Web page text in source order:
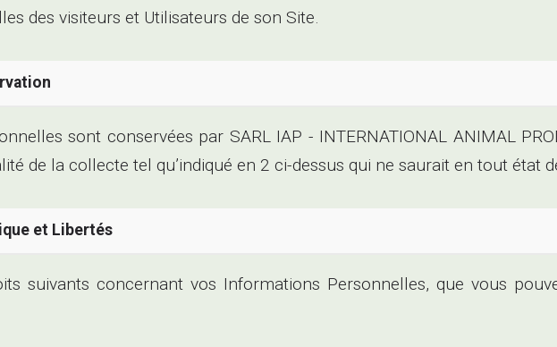
des visiteurs et Utilisateurs de son Site.
sont conservées par SARL IAP - INTERNATIONAL ANIMAL
de la collecte tel qu’indiqué en 2 ci-dessus qui ne saurait en tout état
et Libertés
suivants concernant vos Informations Personnelles, que vous